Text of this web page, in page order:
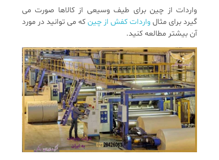
واردات از چین برای طیف وسیعی از کالاها صورت می
گیرد برای مثال واردات کفش از چین که می توانید در مورد
آن بیشتر مطالعه کنید.